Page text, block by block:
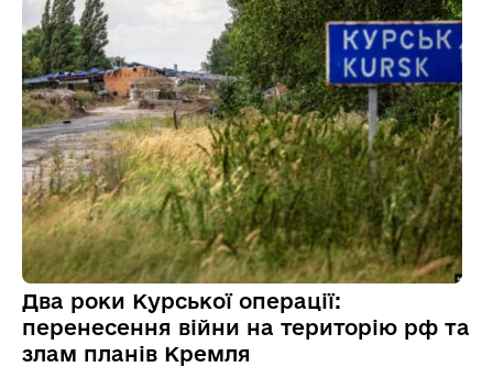
Два роки Курської операції:
перенесення війни на територію рф та
злам планів Кремля